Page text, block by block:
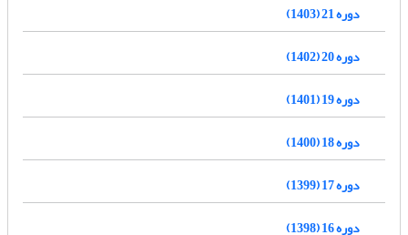
دوره 21 (1403)
دوره 20 (1402)
دوره 19 (1401)
دوره 18 (1400)
دوره 17 (1399)
دوره 16 (1398)